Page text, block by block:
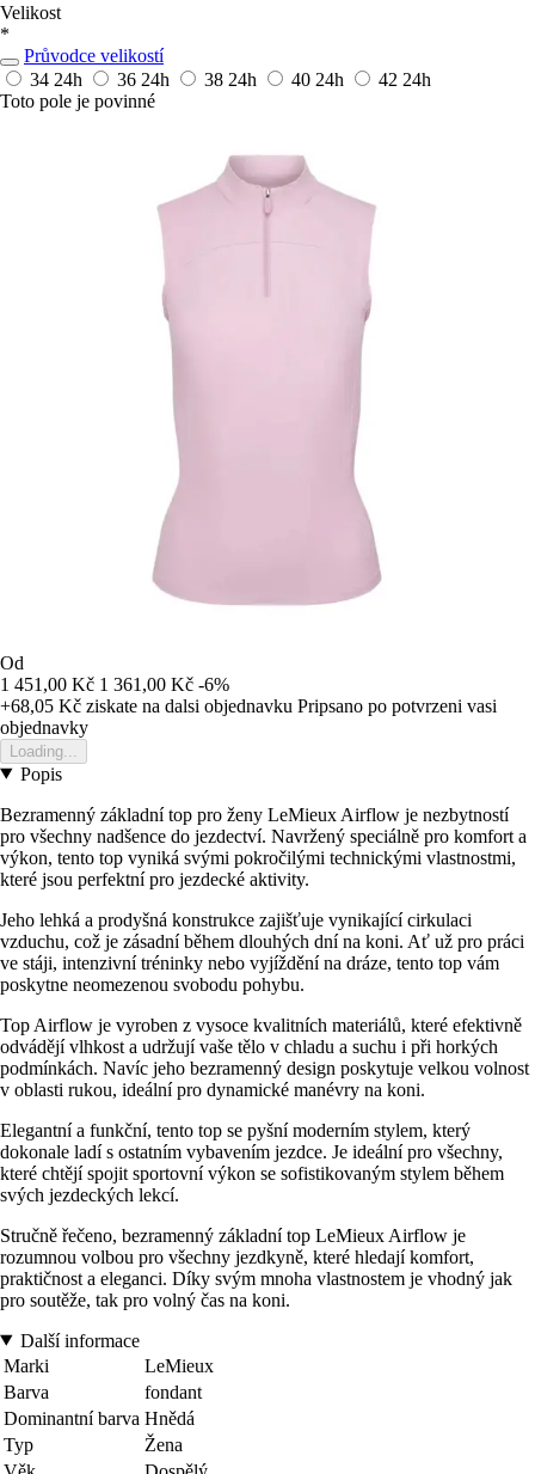
Velikost
*
Průvodce velikostí
34 24h 36 24h 38 24h 40 24h 42 24h
Toto pole je povinné
Od
1 451,00 Kč 1 361,00 Kč -6%
+68,05 Kč ziskate na dalsi objednavku Pripsano po potvrzeni vasi
objednavky
Loading...
Popis
Bezramenný základní top pro ženy LeMieux Airflow je nezbytností
pro všechny nadšence do jezdectví. Navržený speciálně pro komfort a
výkon, tento top vyniká svými pokročilými technickými vlastnostmi,
které jsou perfektní pro jezdecké aktivity.
Jeho lehká a prodyšná konstrukce zajišťuje vynikající cirkulaci
vzduchu, což je zásadní během dlouhých dní na koni. Ať už pro práci
ve stáji, intenzivní tréninky nebo vyjíždění na dráze, tento top vám
poskytne neomezenou svobodu pohybu.
Top Airflow je vyroben z vysoce kvalitních materiálů, které efektivně
odvádějí vlhkost a udržují vaše tělo v chladu a suchu i při horkých
podmínkách. Navíc jeho bezramenný design poskytuje velkou volnost
v oblasti rukou, ideální pro dynamické manévry na koni.
Elegantní a funkční, tento top se pyšní moderním stylem, který
dokonale ladí s ostatním vybavením jezdce. Je ideální pro všechny,
které chtějí spojit sportovní výkon se sofistikovaným stylem během
svých jezdeckých lekcí.
Stručně řečeno, bezramenný základní top LeMieux Airflow je
rozumnou volbou pro všechny jezdkyně, které hledají komfort,
praktičnost a eleganci. Díky svým mnoha vlastnostem je vhodný jak
pro soutěže, tak pro volný čas na koni.
Další informace
Marki
LeMieux
Barva
fondant
Dominantní barva Hnědá
Typ
Žena